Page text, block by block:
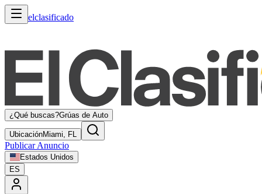
elclasificado
¿Qué buscas?Grúas de Auto
UbicaciónMiami, FL
Publicar Anuncio
Estados Unidos
ES